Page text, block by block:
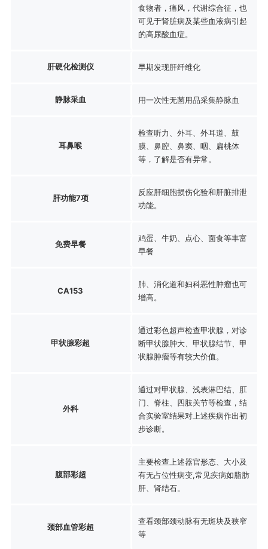
食物者，痛风，代谢综合征，也
可见于肾脏病及某些血液病引起
的高尿酸血症。
肝硬化检测仪 早期发现肝纤维化
静脉采血 用一次性无菌用品采集静脉血
耳鼻喉
检查听力、外耳、外耳道、鼓
膜、鼻腔、鼻窦、咽、扁桃体
等，了解是否有异常。
肝功能7项
反应肝细胞损伤化验和肝脏排泄
功能。
免费早餐
鸡蛋、牛奶、点心、面食等丰富
早餐
CA153
肺、消化道和妇科恶性肿瘤也可
增高。
甲状腺彩超
通过彩色超声检查甲状腺，对诊
断甲状腺肿大、甲状腺结节、甲
状腺肿瘤等有较大价值。
外科
通过对甲状腺、浅表淋巴结、肛
门、脊柱、四肢关节等检查，结
合实验室结果对上述疾病作出初
步诊断。
腹部彩超
主要检查上述器官形态、大小及
有无占位性病变,常见疾病如脂肪
肝、肾结石。
颈部血管彩超
查看颈部颈动脉有无斑块及狭窄
等